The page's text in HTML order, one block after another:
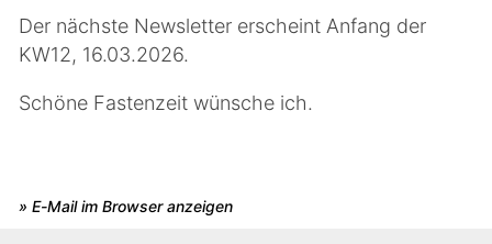
Der nächste Newsletter erscheint Anfang der
KW12, 16.03.2026.
Schöne Fastenzeit wünsche ich.
» E-Mail im Browser anzeigen